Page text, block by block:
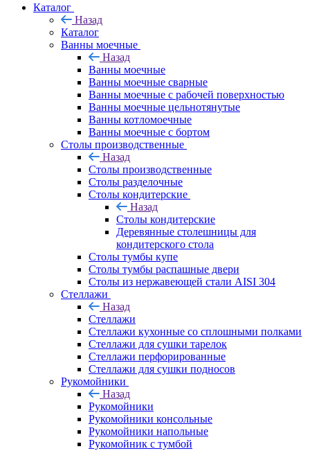
Каталог
Назад
Каталог
Ванны моечные
Назад
Ванны моечные
Ванны моечные сварные
Ванны моечные с рабочей поверхностью
Ванны моечные цельнотянутые
Ванны котломоечные
Ванны моечные с бортом
Столы производственные
Назад
Столы производственные
Столы разделочные
Столы кондитерские
Назад
Столы кондитерские
Деревянные столешницы для
кондитерского стола
Столы тумбы купе
Столы тумбы распашные двери
Столы из нержавеющей стали AISI 304
Стеллажи
Назад
Стеллажи
Стеллажи кухонные со сплошными полками
Стеллажи для сушки тарелок
Стеллажи перфорированные
Стеллажи для сушки подносов
Рукомойники
Назад
Рукомойники
Рукомойники консольные
Рукомойники напольные
Рукомойник с тумбой